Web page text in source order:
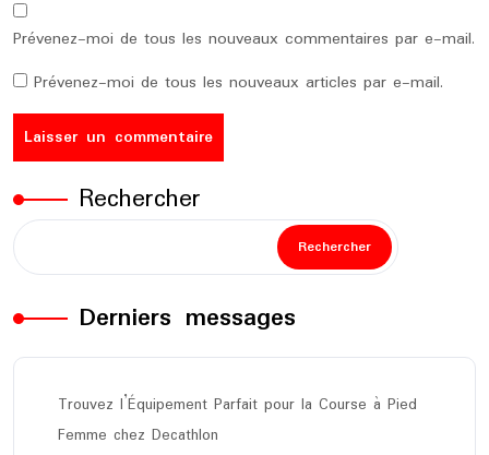
Prévenez-moi de tous les nouveaux commentaires par e-mail.
Prévenez-moi de tous les nouveaux articles par e-mail.
Rechercher
Rechercher
Derniers messages
Trouvez l’Équipement Parfait pour la Course à Pied
Femme chez Decathlon